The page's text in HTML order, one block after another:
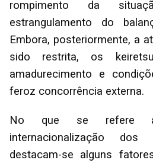
rompimento da
estrangulamento do
Embora, posteriormente, a
sido restrita, os
amadurecimento e
feroz concorrência externa.
No que se refere
internacionalização dos
destacam-se alguns